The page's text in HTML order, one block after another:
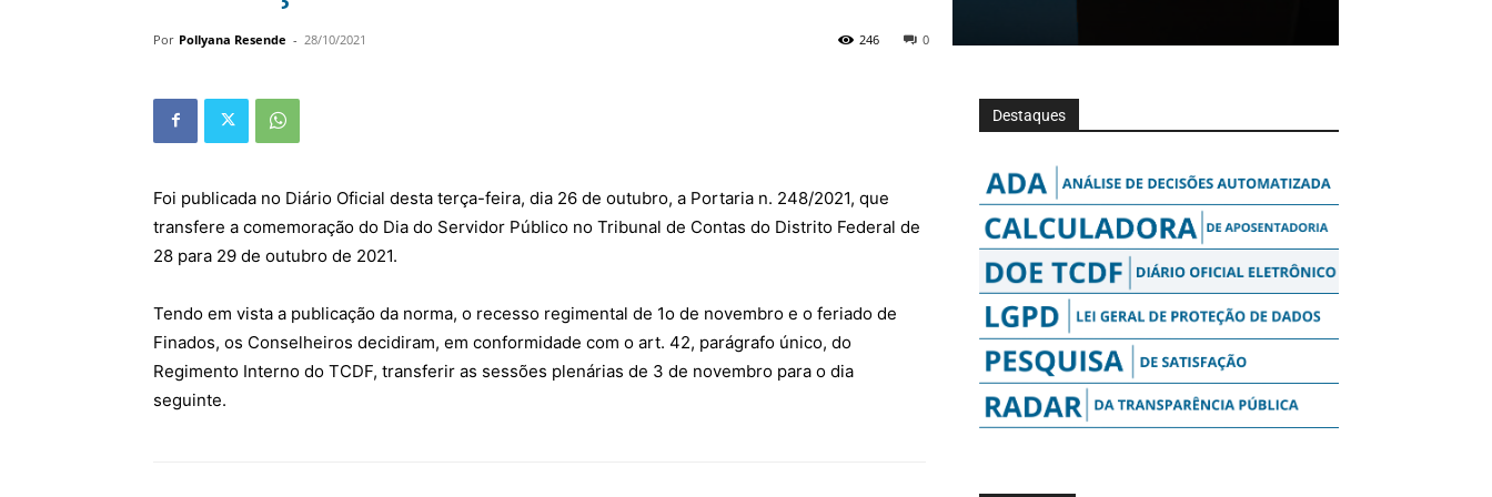
Por Pollyana Resende - 28/10/2021 0
246
Foi publicada no Diário Oficial desta terça-feira, dia 26 de outubro, a Portaria n. 248/2021, que
transfere a comemoração do Dia do Servidor Público no Tribunal de Contas do Distrito Federal de
28 para 29 de outubro de 2021.
Tendo em vista a publicação da norma, o recesso regimental de 1o de novembro e o feriado de
Finados, os Conselheiros decidiram, em conformidade com o art. 42, parágrafo único, do
Regimento Interno do TCDF, transferir as sessões plenárias de 3 de novembro para o dia
seguinte.
Destaques